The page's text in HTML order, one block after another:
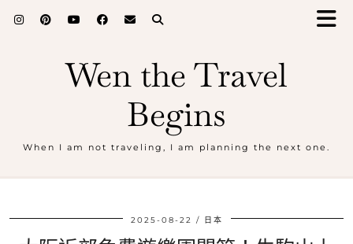
Wen the Travel
Begins
When I am not traveling, I am planning the next one.
2025-08-22 日本